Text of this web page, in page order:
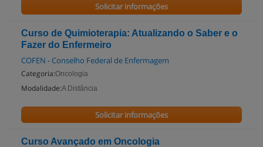
Solicitar informações
Curso de Quimioterapia: Atualizando o Saber e o
Fazer do Enfermeiro
COFEN - Conselho Federal de Enfermagem
Categoria:Oncologia
Modalidade:A Distância
Solicitar informações
Curso Avançado em Oncologia